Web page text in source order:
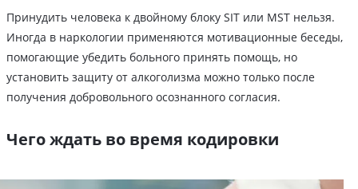
Принудить человека к двойному блоку SIT или MST нельзя.
Иногда в наркологии применяются мотивационные беседы,
помогающие убедить больного принять помощь, но
установить защиту от алкоголизма можно только после
получения добровольного осознанного согласия.
Чего ждать во время кодировки